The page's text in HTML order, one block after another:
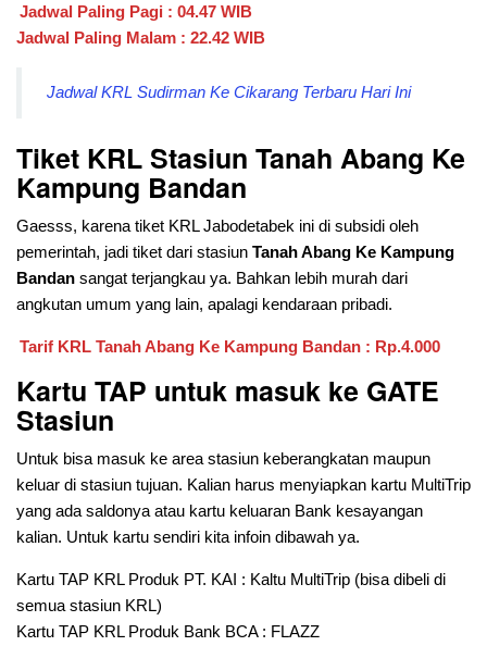
Jadwal Paling Pagi : 04.47 WIB
Jadwal Paling Malam : 22.42 WIB
Jadwal KRL Sudirman Ke Cikarang Terbaru Hari Ini
Tiket KRL Stasiun Tanah Abang Ke
Kampung Bandan
Gaesss, karena tiket KRL Jabodetabek ini di subsidi oleh
pemerintah, jadi tiket dari stasiun Tanah Abang Ke Kampung
Bandan sangat terjangkau ya. Bahkan lebih murah dari
angkutan umum yang lain, apalagi kendaraan pribadi.
Tarif KRL Tanah Abang Ke Kampung Bandan : Rp.4.000
Kartu TAP untuk masuk ke GATE
Stasiun
Untuk bisa masuk ke area stasiun keberangkatan maupun
keluar di stasiun tujuan. Kalian harus menyiapkan kartu MultiTrip
yang ada saldonya atau kartu keluaran Bank kesayangan
kalian. Untuk kartu sendiri kita infoin dibawah ya.
Kartu TAP KRL Produk PT. KAI : Kaltu MultiTrip (bisa dibeli di
semua stasiun KRL)
Kartu TAP KRL Produk Bank BCA : FLAZZ